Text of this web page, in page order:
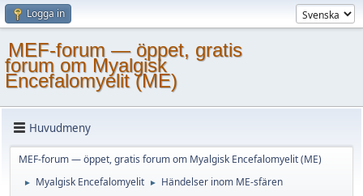
Logga in
MEF-forum — öppet, gratis
forum om Myalgisk
Encefalomyelit (ME)
Huvudmeny
MEF-forum — öppet, gratis forum om Myalgisk Encefalomyelit (ME)
► Myalgisk Encefalomyelit ► Händelser inom ME-sfären